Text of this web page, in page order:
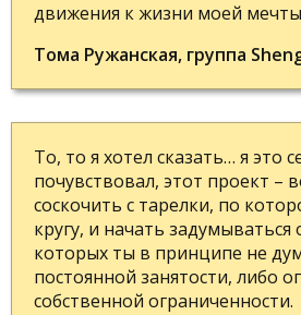
движения к жизни моей
Тома Ружанская, группа
То, то я хотел сказать… я это
почувствовал, этот проект –
соскочить с тарелки, по
кругу, и начать задумываться
которых ты в принципе не
постоянной занятости, либо
собственной ограниченности.